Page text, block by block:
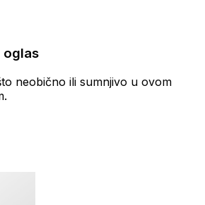
oglas
neobično ili sumnjivo u ovom